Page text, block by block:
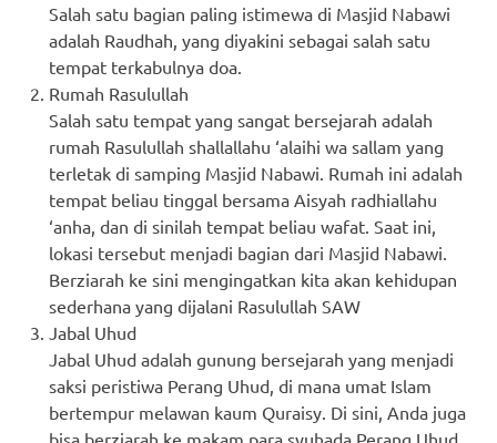
Salah satu bagian paling istimewa di Masjid Nabawi
adalah Raudhah, yang diyakini sebagai salah satu
tempat terkabulnya doa.
Rumah Rasulullah
Salah satu tempat yang sangat bersejarah adalah
rumah Rasulullah shallallahu ‘alaihi wa sallam yang
terletak di samping Masjid Nabawi. Rumah ini adalah
tempat beliau tinggal bersama Aisyah radhiallahu
‘anha, dan di sinilah tempat beliau wafat. Saat ini,
lokasi tersebut menjadi bagian dari Masjid Nabawi.
Berziarah ke sini mengingatkan kita akan kehidupan
sederhana yang dijalani Rasulullah SAW
Jabal Uhud
Jabal Uhud adalah gunung bersejarah yang menjadi
saksi peristiwa Perang Uhud, di mana umat Islam
bertempur melawan kaum Quraisy. Di sini, Anda juga
bisa berziarah ke makam para syuhada Perang Uhud,